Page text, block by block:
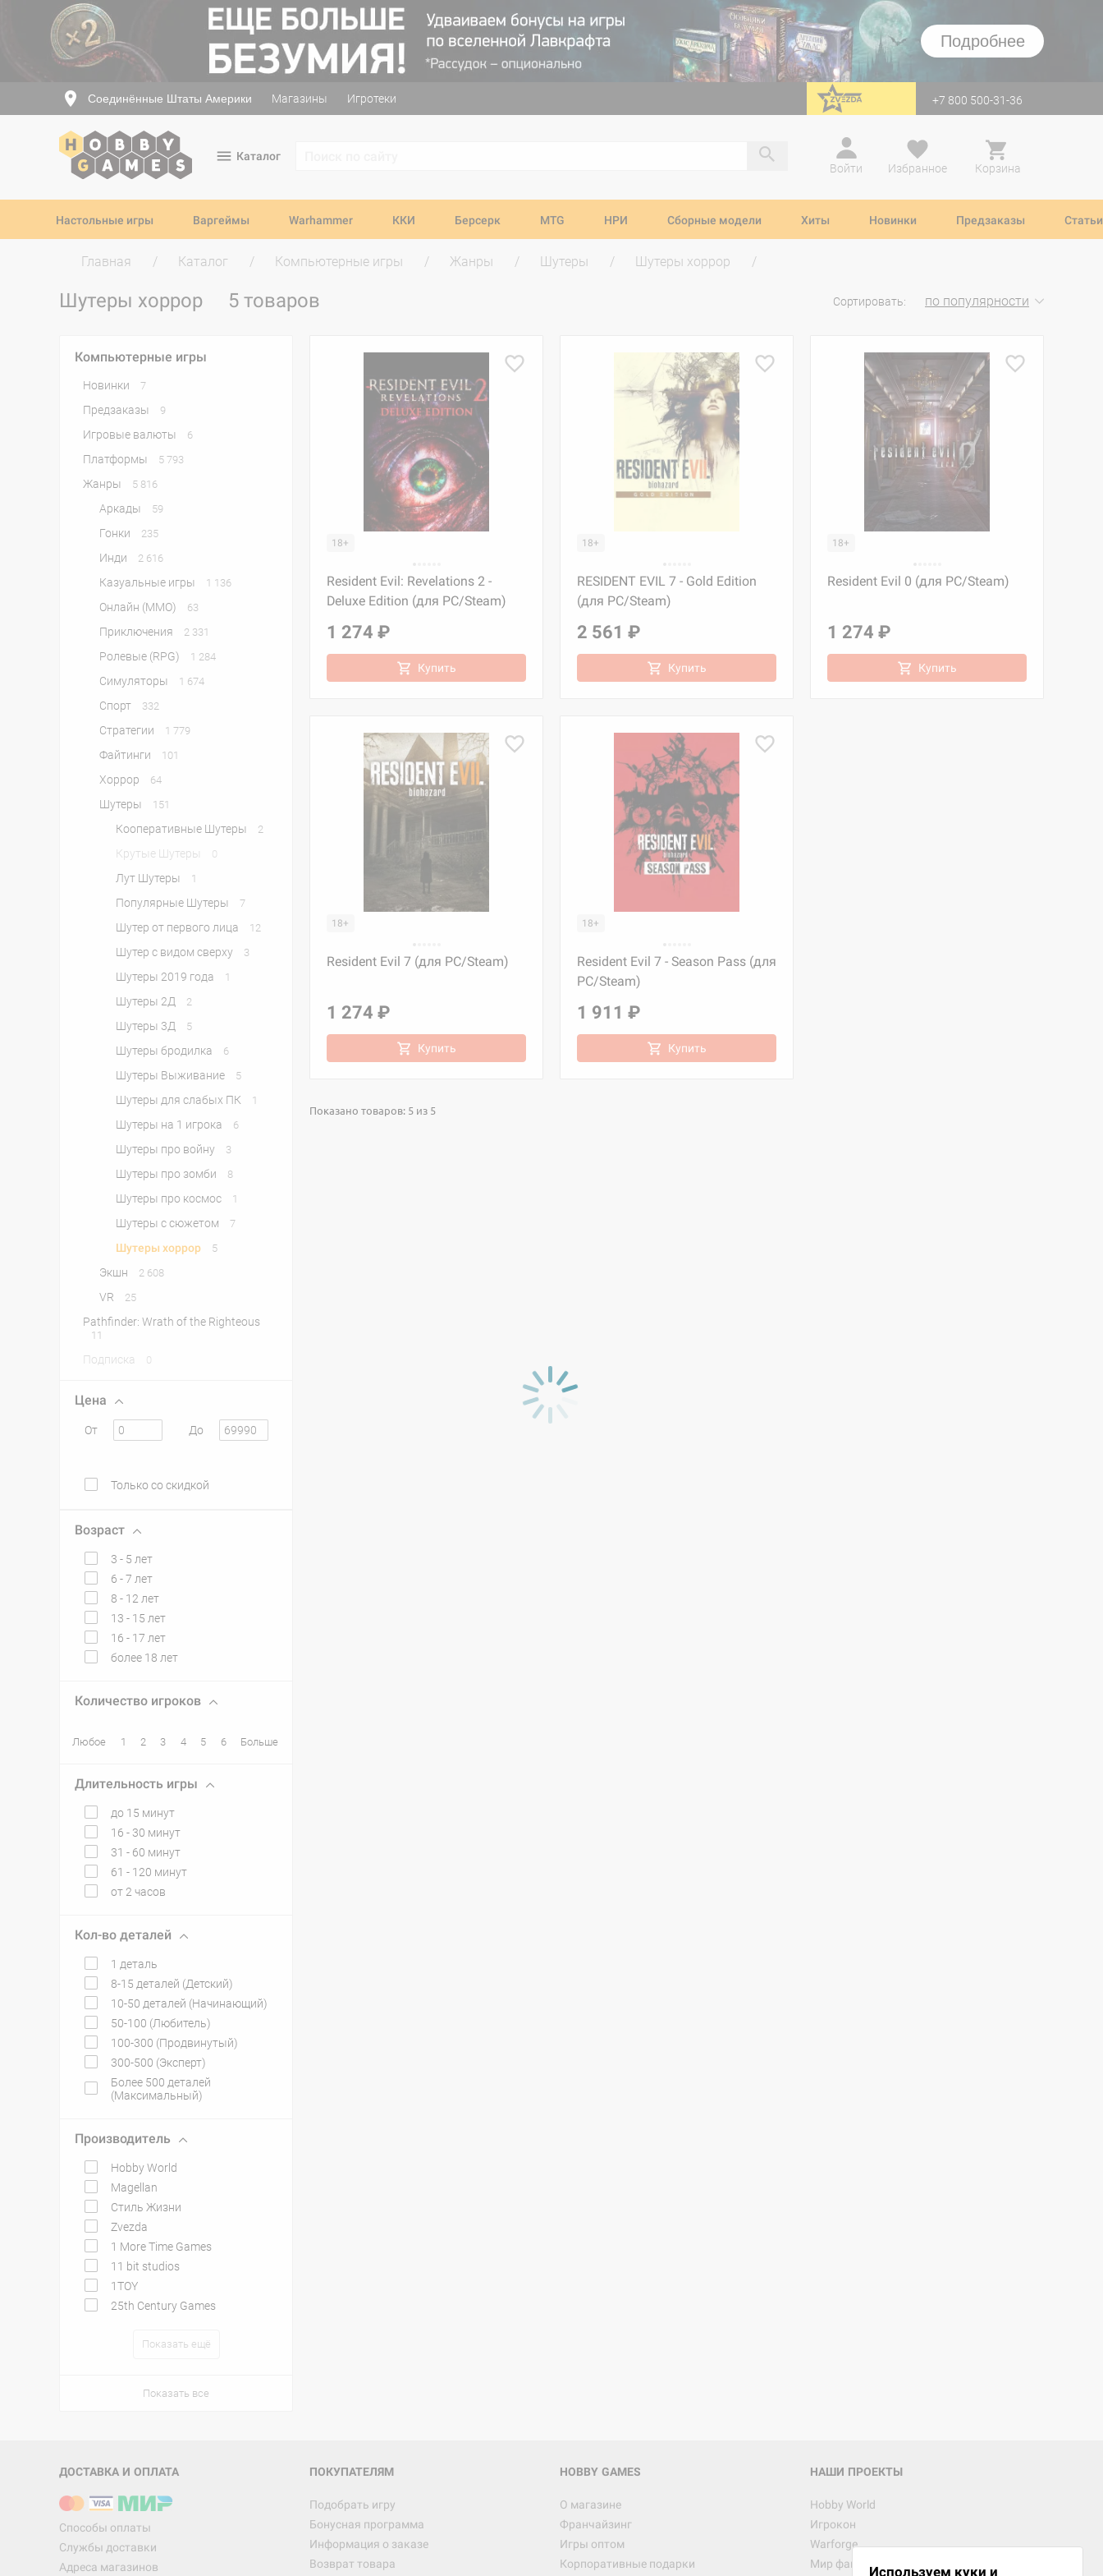
Подробнее
Соединённые Штаты Америки Магазины Игротеки перейти на Zvezda +7 800 500-31-36
Каталог
Войти
Избранное Корзина
Настольные игры Варгеймы Warhammer ККИ Берсерк MTG НРИ Сборные модели Хиты Новинки Предзаказы Статьи
Главная Каталог Компьютерные игры Жанры Шутеры Шутеры хоррор
Шутеры хоррор 5 товаров Сортировать: по популярности
Компьютерные игры
Новинки 7
Предзаказы 9
Игровые валюты 6
Платформы 5 793
Жанры 5 816
Аркады 59
Гонки 235
Инди 2 616
Казуальные игры 1 136
Онлайн (MMO) 63
Приключения 2 331
Ролевые (RPG) 1 284
Симуляторы 1 674
Спорт 332
Стратегии 1 779
Файтинги 101
Хоррор 64
Шутеры 151
Кооперативные Шутеры 2
Крутые Шутеры 0
Лут Шутеры 1
Популярные Шутеры 7
Шутер от первого лица 12
Шутер с видом сверху 3
Шутеры 2019 года 1
Шутеры 2Д 2
Шутеры 3Д 5
Шутеры бродилка 6
Шутеры Выживание 5
Шутеры для слабых ПК 1
Шутеры на 1 игрока 6
Шутеры про войну 3
Шутеры про зомби 8
Шутеры про космос 1
Шутеры с сюжетом 7
Шутеры хоррор 5
Экшн 2 608
VR 25
Pathfinder: Wrath of the Righteous
11
Подписка 0
Цена
От До
Только со скидкой
Возраст
3 - 5 лет
6 - 7 лет
8 - 12 лет
13 - 15 лет
16 - 17 лет
более 18 лет
Количество игроков
Любое 1 2 3 4 5 6 Больше
Длительность игры
до 15 минут
16 - 30 минут
31 - 60 минут
61 - 120 минут
от 2 часов
Кол-во деталей
1 деталь
8-15 деталей (Детский)
10-50 деталей (Начинающий)
50-100 (Любитель)
100-300 (Продвинутый)
300-500 (Эксперт)
Более 500 деталей
(Максимальный)
Производитель
Hobby World
Magellan
Стиль Жизни
Zvezda
1 More Time Games
11 bit studios
1TOY
25th Century Games
Показать ещё
Показать все
18+
Resident Evil: Revelations 2 -
Deluxe Edition (для PC/Steam)
1 274 ₽
Купить
18+
RESIDENT EVIL 7 - Gold Edition
(для PC/Steam)
2 561 ₽
Купить
18+
Resident Evil 0 (для PC/Steam)
1 274 ₽
Купить
18+
Resident Evil 7 (для PC/Steam)
1 274 ₽
Купить
18+
Resident Evil 7 - Season Pass (для
PC/Steam)
1 911 ₽
Купить
Показано товаров: 5 из 5
ДОСТАВКА И ОПЛАТА
Способы оплаты
Службы доставки
Адреса магазинов
ПОКУПАТЕЛЯМ
Подобрать игру
Бонусная программа
Информация о заказе
Возврат товара
HOBBY GAMES
О магазине
Франчайзинг
Игры оптом
Корпоративные подарки
НАШИ ПРОЕКТЫ
Hobby World
Игрокон
Warforge
Мир фантастикиИспользуем куки и